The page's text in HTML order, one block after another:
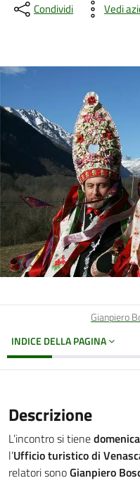
Condividi Vedi
Gianpiero
INDICE DELLA PAGINA
Descrizione
L’incontro si tiene
l’Ufficio turistico di
relatori sonoGianpiero